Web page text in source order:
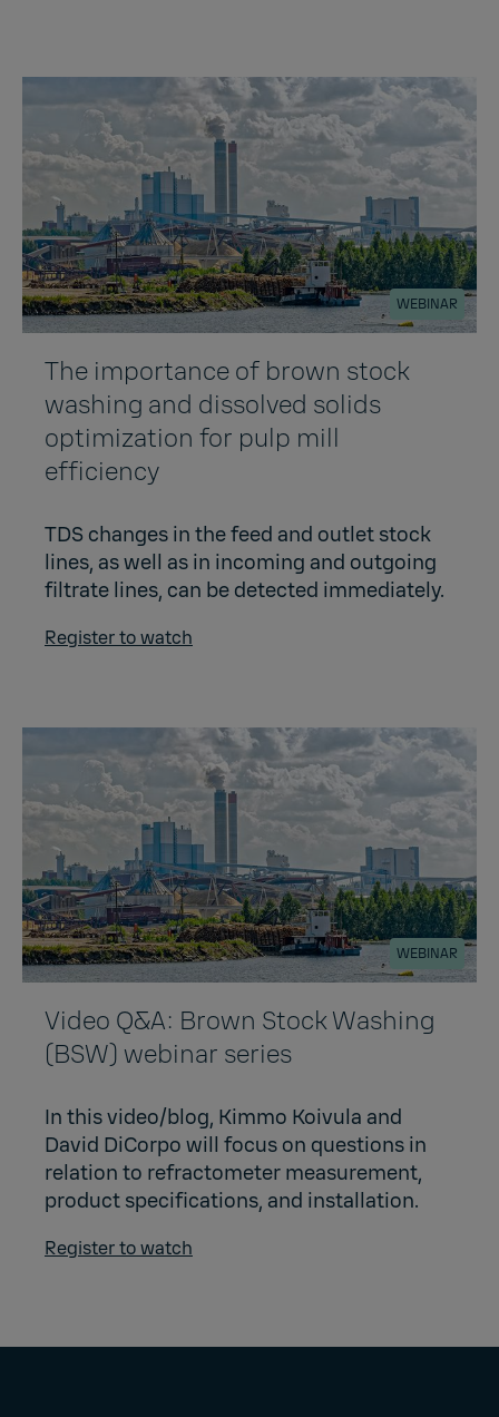
WEBINAR
The importance of brown stock
washing and dissolved solids
optimization for pulp mill
efficiency​
TDS changes in the feed and outlet stock
lines, as well as in incoming and outgoing
filtrate lines, can be detected immediately.
Register to watch
WEBINAR
Video Q&A: Brown Stock Washing
(BSW) webinar series
In this video/blog, Kimmo Koivula and
David DiCorpo will focus on questions in
relation to refractometer measurement,
product specifications, and installation.
Register to watch